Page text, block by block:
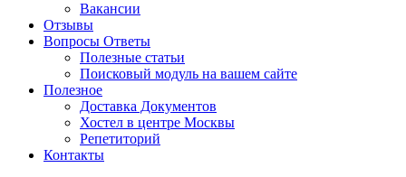
Вакансии
Отзывы
Вопросы Ответы
Полезные статьи
Поисковый модуль на вашем сайте
Полезное
Доставка Документов
Хостел в центре Москвы
Репетиторий
Контакты